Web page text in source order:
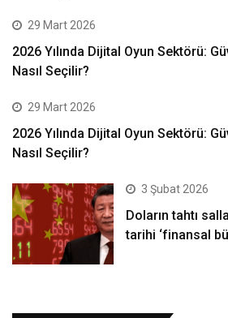
29 Mart 2026
2026 Yılında Dijital Oyun Sektörü:
Nasıl Seçilir?
29 Mart 2026
2026 Yılında Dijital Oyun Sektörü:
Nasıl Seçilir?
3 Şubat 2026
Doların tahtı
tarihi ‘finansal